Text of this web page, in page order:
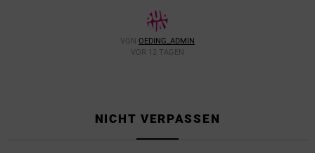
VON OEDING_ADMIN
VOR 12 TAGEN
NICHT VERPASSEN